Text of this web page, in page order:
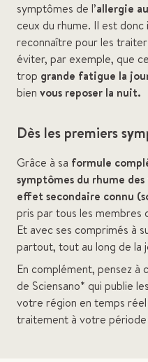
symptômes de l’allergie
ceux du rhume. Il est
reconnaître pour les
éviter, par exemple, que
trop grande fa­tigue la
bien vous reposer la nuit.
Dès les premiers
Grâce à sa formule
symptômes du rhume
effet secondaire connu
pris par tous les membres
Et avec ses comprimés à
partout, tout au long de la
En complément, pensez à
de Sciensano* qui publie
votre région en temps
traitement à votre période